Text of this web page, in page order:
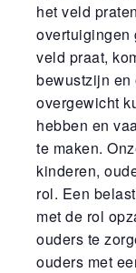
het veld
overtuigingen
veld praat,
bewustzijn en
overgewicht
hebben en
te maken.
kinderen,
rol. Een
met de rol
ouders te
ouders met